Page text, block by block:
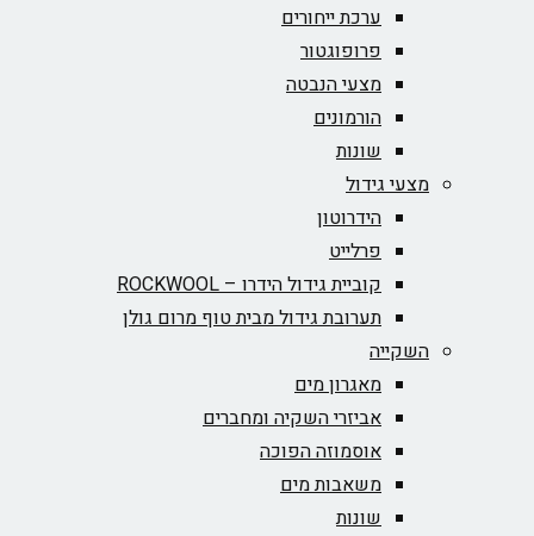
ערכת ייחורים
פרופוגטור
מצעי הנבטה
הורמונים
שונות
מצעי גידול
הידרוטון
פרלייט
קוביית גידול הידרו – ROCKWOOL‏
תערובת גידול מבית טוף מרום גולן
השקייה
מאגרון מים
אביזרי השקיה ומחברים
אוסמוזה הפוכה
משאבות מים
שונות